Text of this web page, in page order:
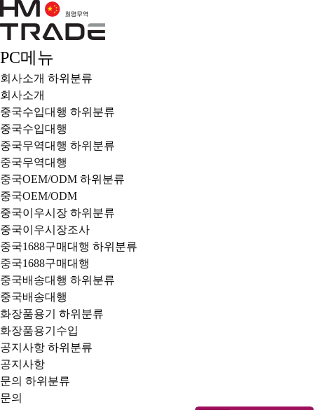
PC메뉴
회사소개 하위분류
회사소개
중국수입대행 하위분류
중국수입대행
중국무역대행 하위분류
중국무역대행
중국OEM/ODM 하위분류
중국OEM/ODM
중국이우시장 하위분류
중국이우시장조사
중국1688구매대행 하위분류
중국1688구매대행
중국배송대행 하위분류
중국배송대행
화장품용기
하위분류
화장품용기수입
공지사항 하위분류
공지사항
문의 하위분류
문의